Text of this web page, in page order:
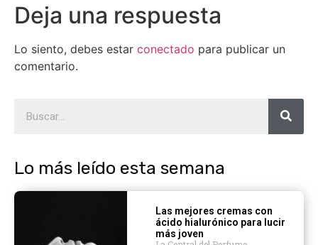
Deja una respuesta
Lo siento, debes estar conectado para publicar un
comentario.
Lo más leído esta semana
Las mejores cremas con
ácido hialurónico para lucir
más joven